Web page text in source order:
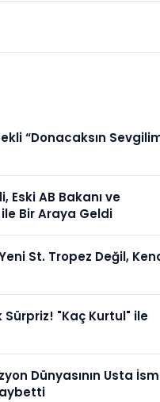
“Donacaksın
Eski AB Bakanı ve
Bir Araya Geldi
St. Tropez Değil,
Sürpriz! "Kaç Kurtul" ile
Dünyasının Usta